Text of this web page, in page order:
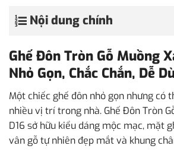
Nội dung chính
Ghế Đôn Tròn Gỗ Muồng
Nhỏ Gọn, Chắc Chắn, Dễ
Một chiếc ghế đôn nhỏ gọn nhưng có
nhiều vị trí trong nhà. Ghế Đôn Tròn
D16 sở hữu kiểu dáng mộc mạc, mặt
vân gỗ tự nhiên đẹp mắt và khung